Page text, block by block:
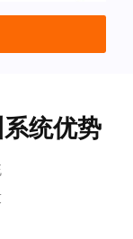
统优势